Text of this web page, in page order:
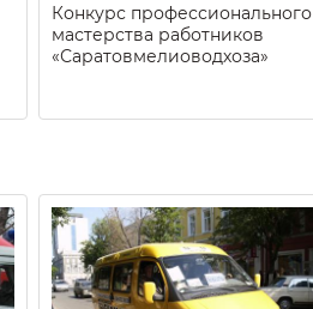
Конкурс профессионального
мастерства работников
«Саратовмелиоводхоза»